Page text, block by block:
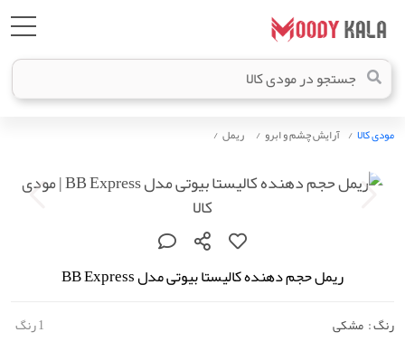
مودی کالا آرایش چشم و ابرو ریمل
ریمل حجم دهنده کالیستا بیوتی مدل BB Express
رنگ : مشکی 1 رنگ